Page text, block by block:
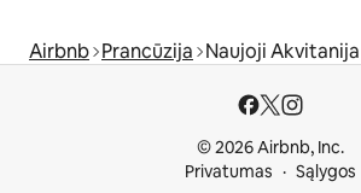
Airbnb Prancūzija Naujoji Akvitanija
© 2026 Airbnb, Inc.
Privatumas
Sąlygos